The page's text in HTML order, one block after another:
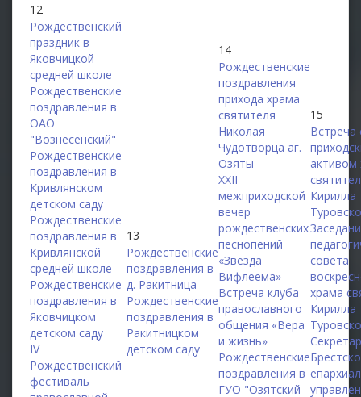
12
Рождественский
праздник в
Яковчицкой
средней школе
Рождественские
поздравления в
ОАО
"Вознесенский"
Рождественские
поздравления в
Кривлянском
детском саду
Рождественские
поздравления в
Кривлянской
средней школе
Рождественские
поздравления в
Яковчицком
детском саду
IV
Рождественский
фестиваль
13
Рождественские
поздравления в
д. Ракитница
Рождественские
поздравления в
Ракитницком
детском саду
14
Рождественские
поздравления
прихода храма
святителя
Николая
Чудотворца аг.
Озяты
XXII
межприходской
вечер
рождественских
песнопений
«Звезда
Вифлеема»
Встреча клуба
православного
общения «Вера
и жизнь»
Рождественские
поздравления в
ГУО "Озятский
15
Встреча
активом
Кирилла
совета
храма
Кирилла